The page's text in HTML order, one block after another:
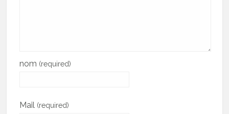
nom (required)
Mail (required)